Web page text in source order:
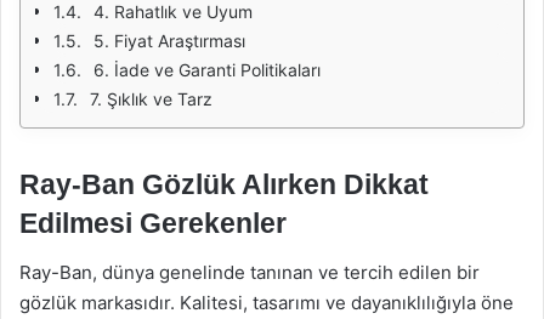
4. Rahatlık ve Uyum
5. Fiyat Araştırması
6. İade ve Garanti Politikaları
7. Şıklık ve Tarz
Ray-Ban Gözlük Alırken Dikkat
Edilmesi Gerekenler
Ray-Ban, dünya genelinde tanınan ve tercih edilen bir
gözlük markasıdır. Kalitesi, tasarımı ve dayanıklılığıyla öne